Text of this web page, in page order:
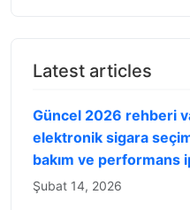
Latest articles
Güncel 2026 rehberi
elektronik sigara
bakım ve performans
Şubat 14, 2026